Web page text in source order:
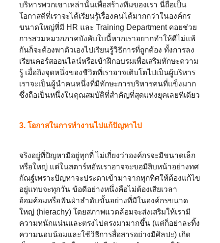
บริหารพวกเขาเหล่านั้นเพื่อสร้างทีมของเรา นี่ถือเป็น
โอกาสดีที่เราจะได้เรียนรู้เรื่องคนได้มากกว่าในองค์กร
ขนาดใหญ่ที่มี HR และ Training Department คอยช่วย
การสวมหมวกภาคบังคับใบนี้หากเราอยากทำให้ดีไม่แพ้
กันก็จะต้องพาตัวเองไปเรียนรู้วิธีการที่ถูกต้อง ทั้งการลง
เรียนคอร์สออนไลน์หรือเข้าฝึกอบรมเพื่อเสริมทักษะความ
รู้ เมื่อถึงจุดหนึ่งของชีวิตที่เราอาจเติบโตไปเป็นผู้บริหาร
เราจะเป็นผู้นำคนหนึ่งที่มีทักษะการบริหารคนที่แข็งมาก
ซึ่งถือเป็นหนึ่งในคุณสมบัติที่สำคัญที่สุดแห่งยุคเลยทีเดียว
3. โอกาสในการทำงานไปแก้ปัญหาไป
จริงอยู่ที่ปัญหามีอยู่ทุกที่ ไม่เกี่ยงว่าองค์กรจะมีขนาดเล็ก
หรือใหญ่ แต่ในสตาร์ทอัพเราอาจจะขอมีสิบหน้าอย่างทศ
กัณฐ์เพราะปัญหาจะประดาเข้ามาจากทุกทิศให้ต้องแก้ไข
อยู่แทบจะทุกวัน ข้อดีอย่างหนึ่งคือไม่ต้องเสียเวลา
อ้อมค้อมหรือฟันฝ่าลำดับขั้นอย่างที่มีในองค์กรขนาด
ใหญ่ (hierachy) โดยสภาพแวดล้อมจะส่งเสริมให้เรามี
ความหนักแน่นและตรงไปตรงมามากขึ้น (แต่ก็อย่าละทิ้ง
ความนอบน้อมและใช้วิธีการสื่อสารอย่างมีศิลปะ) เกิด